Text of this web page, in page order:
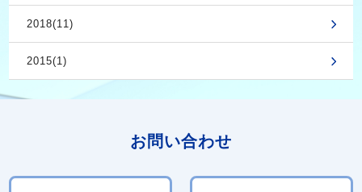
2018(11)
2015(1)
お問い合わせ